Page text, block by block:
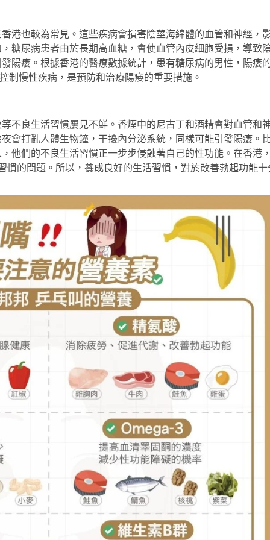
港也較為常見。這些疾病會損害陰莖海綿體的血管和神經，
糖尿病患者由於長期高血糖，會使血管內皮細胞受損，導致
陽痿。根據香港的醫療數據統計，患有糖尿病的男性，陽痿
制慢性疾病，是預防和治療陽痿的重要措施。
不良生活習慣屢見不鮮。香煙中的尼古丁和酒精會對血管和
會打亂人體生物鐘，干擾內分泌系統，同樣可能引發陽痿。
他們的不良生活習慣正一步步侵蝕著自己的性功能。在香港
慣的問題。所以，養成良好的生活習慣，對於改善勃起功能十